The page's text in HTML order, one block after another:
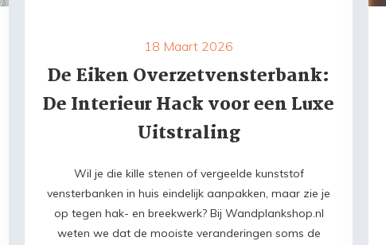
18 Maart 2026
De Eiken Overzetvensterbank:
De Interieur Hack voor een Luxe
Uitstraling
Wil je die kille stenen of vergeelde kunststof
vensterbanken in huis eindelijk aanpakken, maar zie je
op tegen hak- en breekwerk? Bij Wandplankshop.nl
weten we dat de mooiste veranderingen soms de